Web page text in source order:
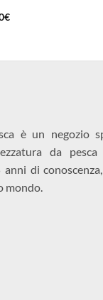
€
è un negozio
da
anni di
mondo.